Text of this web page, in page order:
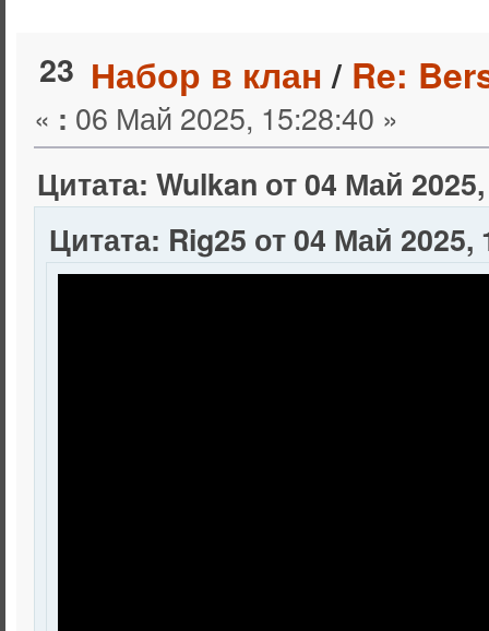
23 Набор в клан/ Re:
« : 06 Май 2025, 15:28:40 »
Цитата: Wulkan от 04 Май
Цитата: Rig25 от 04 Май 2025,